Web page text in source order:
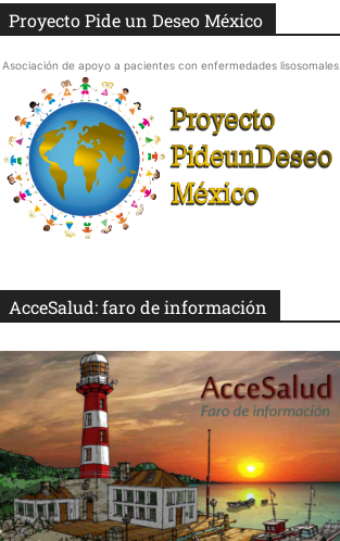
Proyecto Pide un Deseo México
Asociación de apoyo a pacientes con enfermedades lisosomales.
AcceSalud: faro de información